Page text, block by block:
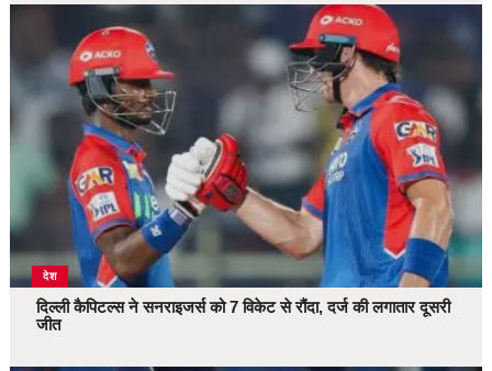
देश
दिल्ली कैपिटल्स ने सनराइजर्स को 7 विकेट से रौंदा, दर्ज की लगातार दूसरी
जीत